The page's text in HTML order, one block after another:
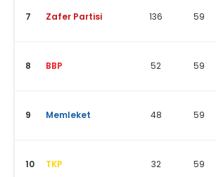
7 Zafer Partisi 136 59
8 BBP 52 59
9 Memleket 48 59
10 TKP 32 59